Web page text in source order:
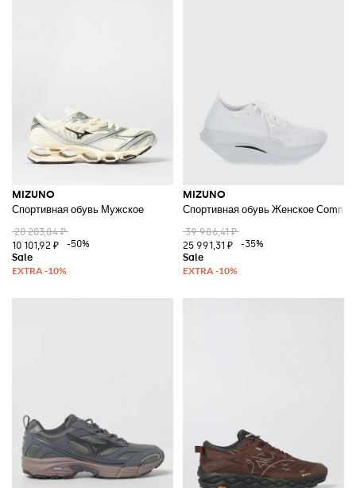
MIZUNO
Спортивная обувь Мужское
20 203,84 ₽
10 101,92 ₽
-50%
MIZUNO
Спортивная обувь Женское Comme
39 986,41 ₽
25 991,31 ₽
-35%